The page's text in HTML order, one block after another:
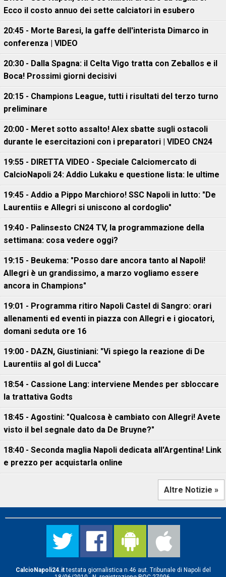
Ecco il costo annuo dei sette calciatori in esubero
20:45 - Morte Baresi, la gaffe dell'interista Dimarco in
conferenza | VIDEO
20:30 - Dalla Spagna: il Celta Vigo tratta con Zeballos e il
Boca! Prossimi giorni decisivi
20:15 - Champions League, tutti i risultati del terzo turno
preliminare
20:00 - Meret sotto assalto! Alex sbatte sugli ostacoli
durante le esercitazioni con i preparatori | VIDEO CN24
19:55 - DIRETTA VIDEO - Speciale Calciomercato di
CalcioNapoli 24: Addio Lukaku e questione lista: le ultime
19:45 - Addio a Pippo Marchioro! SSC Napoli in lutto: "De
Laurentiis e Allegri si uniscono al cordoglio"
19:40 - Palinsesto CN24 TV, la programmazione della
settimana: cosa vedere oggi?
19:15 - Beukema: "Posso dare ancora tanto al Napoli!
Allegri è un grandissimo, a marzo vogliamo essere
ancora in Champions"
19:01 - Programma ritiro Napoli Castel di Sangro: orari
allenamenti ed eventi in piazza con Allegri e i giocatori,
domani seduta ore 16
19:00 - DAZN, Giustiniani: "Vi spiego la reazione di De
Laurentiis al gol di Lucca"
18:54 - Cassione Lang: interviene Mendes per sbloccare
la trattativa Godts
18:45 - Agostini: "Qualcosa è cambiato con Allegri! Avete
visto il bel segnale dato da De Bruyne?"
18:40 - Seconda maglia Napoli dedicata all'Argentina! Link
e prezzo per acquistarla online
Altre Notizie »
CalcioNapoli24.ittestata giornalistica n.46 aut. Tribunale di Napoli del